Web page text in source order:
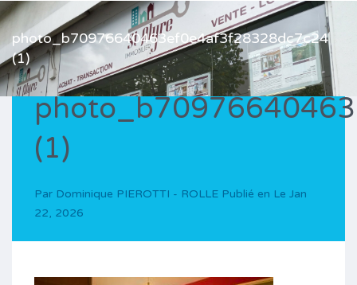
photo_b70976640463ef0e4af3f28328dc7c24
(1)
(1)
Par Dominique PIEROTTI - ROLLE Publié en Le Jan
22, 2026